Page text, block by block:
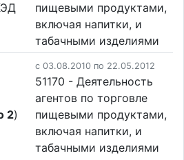
пищевыми продуктами,
включая напитки, и
табачными изделиями
2)
c 03.08.2010 по 22.05.2012
51170 - Деятельность
агентов по торговле
пищевыми продуктами,
включая напитки, и
табачными изделиями